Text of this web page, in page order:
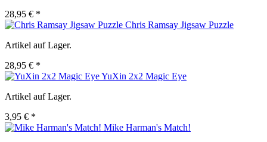
28,95 € *
Chris Ramsay Jigsaw Puzzle
Artikel auf Lager.
28,95 € *
YuXin 2x2 Magic Eye
Artikel auf Lager.
3,95 € *
Mike Harman's Match!